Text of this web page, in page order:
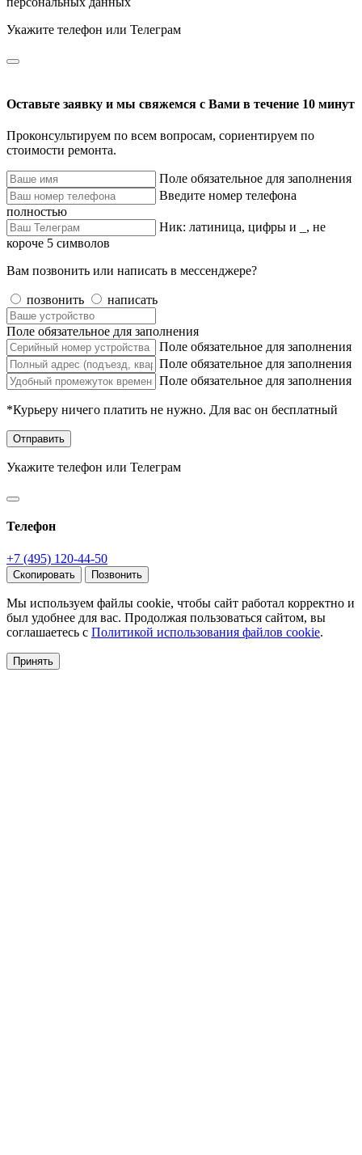
Укажите телефон или Телеграм
Оставьте заявку и мы свяжемся с Вами в течение 10 минут
Проконсультируем по всем вопросам, сориентируем по
стоимости ремонта.
Поле обязательное для заполнения
Введите номер телефона
полностью
Ник: латиница, цифры и _, не
короче 5 символов
Вам позвонить или написать в мессенджере?
позвонить написать
Поле обязательное для заполнения
Поле обязательное для заполнения
Поле обязательное для заполнения
Поле обязательное для заполнения
*Курьеру ничего платить не нужно. Для вас он бесплатный
Отправить
Укажите телефон или Телеграм
Телефон
+7 (495) 120-44-50
Скопировать Позвонить
Мы используем файлы cookie, чтобы сайт работал корректно и
был удобнее для вас. Продолжая пользоваться сайтом, вы
соглашаетесь с Политикой использования файлов cookie.
Принять